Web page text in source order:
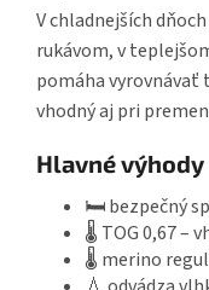
V chladnejších
rukávom, v
pomáha vyrovnávať
vhodný aj pri
Hlavné
🛏️ bezpečný
🌡️ TOG 0,67 –
🌡️ merino